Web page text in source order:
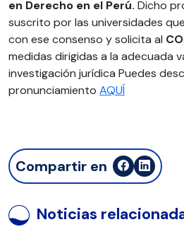
en Derecho en el Perú. Dicho
suscrito por las universidades
con ese consenso y solicita al
medidas dirigidas a la adecuada
investigación jurídica Puedes
pronunciamiento AQUÍ
Compartir en
Noticias